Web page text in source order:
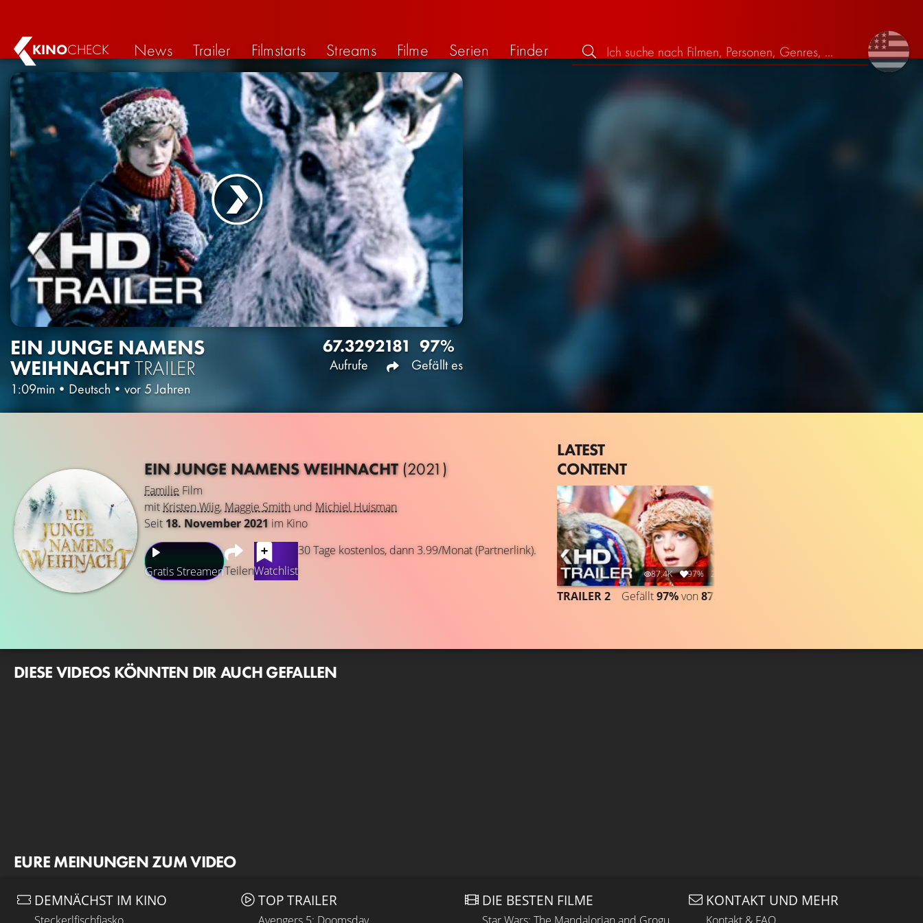
KINOCHECK News Trailer Filmstarts Streams Filme Serien Finder
EIN JUNGE NAMENS
WEIHNACHTTRAILER
1:09min • Deutsch • vor 5 Jahren
67.329
Aufrufe
2181 97%
Gefällt es
EIN JUNGE NAMENS WEIHNACHT(2021)
Familie Film
mit Kristen Wiig, Maggie Smith und Michiel Huisman
Seit 18. November 2021 im Kino
Gratis StreamenTeilenWatchlist
30 Tage kostenlos, dann 3.99/Monat (Partnerlink).
LATEST
CONTENT
87.4K 97% 2:42
TRAILER 2 Gefällt97%von87.351
DIESE VIDEOS KÖNNTEN DIR AUCH GEFALLEN
EURE MEINUNGEN ZUM VIDEO
DEMNÄCHST IM KINO TOP TRAILER DIE BESTEN FILME KONTAKT UND MEHR